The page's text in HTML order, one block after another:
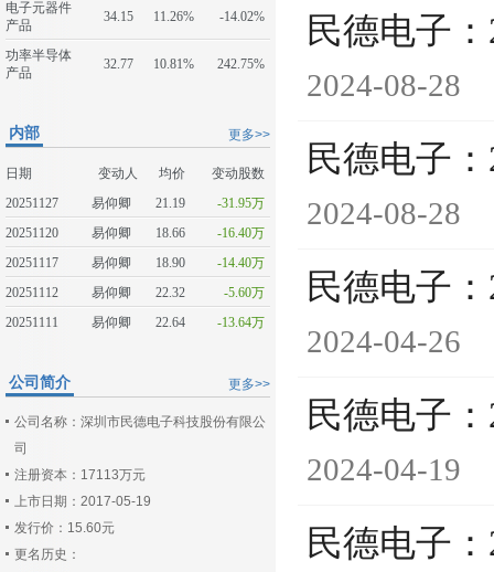
电子元器件
产品
34.15 11.26% -14.02%
功率半导体
产品
32.77 10.81% 242.75%
更多>>
内部
日期 变动人 均价
变动股数
20251127
易仰卿 21.19
-31.95万
20251120
易仰卿 18.66
-16.40万
20251117
易仰卿 18.90
-14.40万
20251112
易仰卿 22.32
-5.60万
20251111
易仰卿 22.64 -13.64万
更多>>
公司简介
公司名称：深圳市民德电子科技股份有限公
司
注册资本：17113万元
上市日期：2017-05-19
发行价：15.60元
更名历史：
民德电子
2024-08-28
民德电子
2024-08-28
民德电子
2024-04-26
民德电子
2024-04-19
民德电子